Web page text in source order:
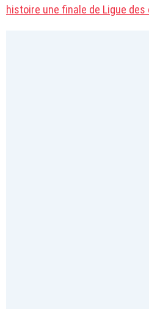
histoire une finale de Ligue des